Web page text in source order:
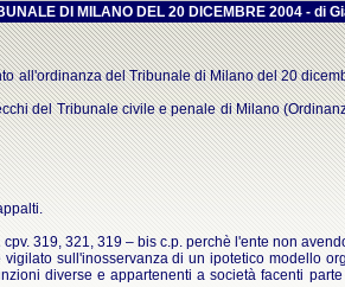
DI MILANO DEL 20 DICEMBRE 2004 -
all'ordinanza del Tribunale di Milano del 20
del Tribunale civile e penale di Milano
319, 321, 319 – bis c.p. perchè l'ente non
sull'inosservanza di un ipotetico modello
diverse e appartenenti a società facenti